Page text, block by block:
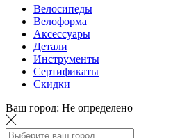
Велосипеды
Велоформа
Аксессуары
Детали
Инструменты
Сертификаты
Скидки
Ваш город: Не определено